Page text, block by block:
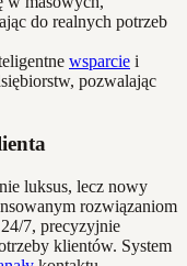
do realnych potrzeb
wsparcie i
pozwalając
luksus, lecz nowy
rozwiązaniom
24/7, precyzyjnie
klientów. System